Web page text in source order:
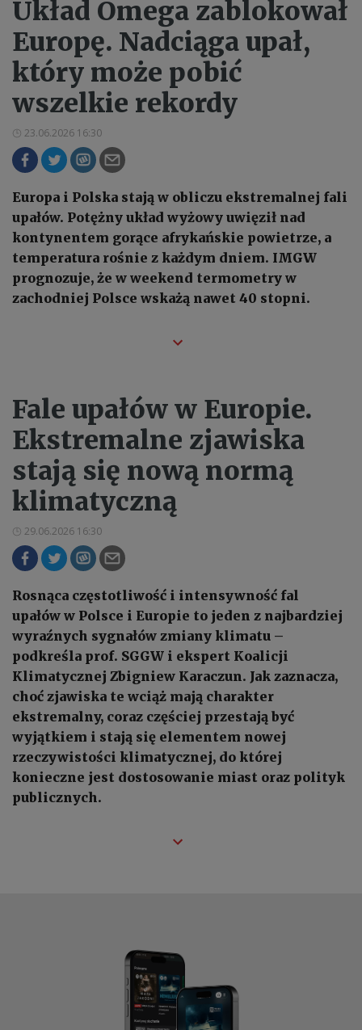
Układ Omega zablokował
Europę. Nadciąga upał,
który może pobić
wszelkie rekordy
23.06.2026 16:30
Europa i Polska stają w obliczu ekstremalnej fali
upałów. Potężny układ wyżowy uwięził nad
kontynentem gorące afrykańskie powietrze, a
temperatura rośnie z każdym dniem. IMGW
prognozuje, że w weekend termometry w
zachodniej Polsce wskażą nawet 40 stopni.
Fale upałów w Europie.
Ekstremalne zjawiska
stają się nową normą
klimatyczną
29.06.2026 16:30
Rosnąca częstotliwość i intensywność fal
upałów w Polsce i Europie to jeden z najbardziej
wyraźnych sygnałów zmiany klimatu –
podkreśla prof. SGGW i ekspert Koalicji
Klimatycznej Zbigniew Karaczun. Jak zaznacza,
choć zjawiska te wciąż mają charakter
ekstremalny, coraz częściej przestają być
wyjątkiem i stają się elementem nowej
rzeczywistości klimatycznej, do której
konieczne jest dostosowanie miast oraz polityk
publicznych.